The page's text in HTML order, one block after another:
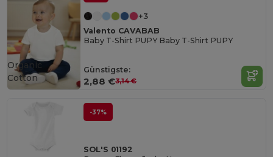
+3
Valento CAVABAB
Baby T-Shirt PUPY Baby T-Shirt PUPY
Günstigste:
2,88 €3,14 €
Organic
Cotton
-37%
SOL'S 01192